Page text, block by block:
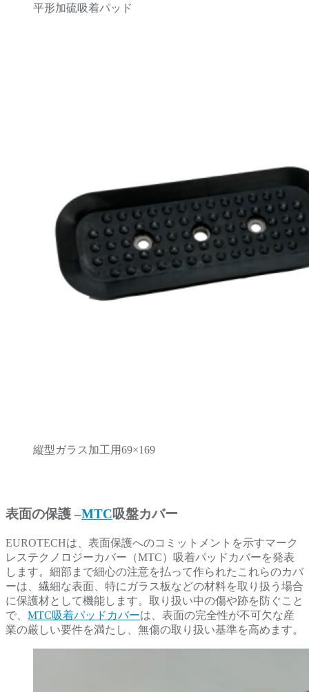
平形加硫吸着パッド
縦型ガラス加工用69×169
表面の保護 –MTC吸盤カバー
EUROTECHは、表面保護へのコミットメントを示すマーク
レステクノロジーカバー（MTC）吸着パッドカバーを発表
します。細部まで細心の注意を払って作られたこれらのカバ
ーは、繊細な表面、特にガラス板などの材料を取り扱う場合
に保護材として機能します。取り扱い中の傷や跡を防ぐこと
で、 MTC吸着パッドカバーは、表面の完全性が不可欠な産
業の厳しい要件を満たし、無傷の取り扱い基準を高めます。